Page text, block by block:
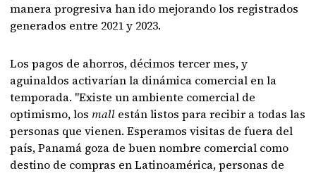
manera progresiva han ido mejorando los registrados
generados entre 2021 y 2023.
Los pagos de ahorros, décimos tercer mes, y
aguinaldos activarían la dinámica comercial en la
temporada. "Existe un ambiente comercial de
optimismo, los mall están listos para recibir a todas las
personas que vienen. Esperamos visitas de fuera del
país, Panamá goza de buen nombre comercial como
destino de compras en Latinoamérica, personas de